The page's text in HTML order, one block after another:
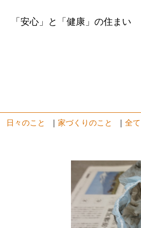
「安心」と「健康」の住まい
日々のこと 家づくりのこと 全て